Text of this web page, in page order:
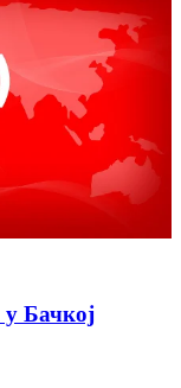
Бачкој